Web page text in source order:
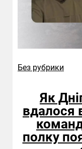
Без рубрики
Як
вдалося
полку